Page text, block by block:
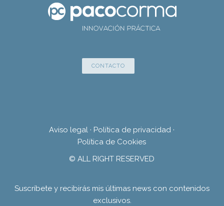
CONTACTO
Aviso legal · Política de privacidad ·
Política de Cookies
© ALL RIGHT RESERVED
Suscríbete y recibirás mis últimas news con contenidos
exclusivos.